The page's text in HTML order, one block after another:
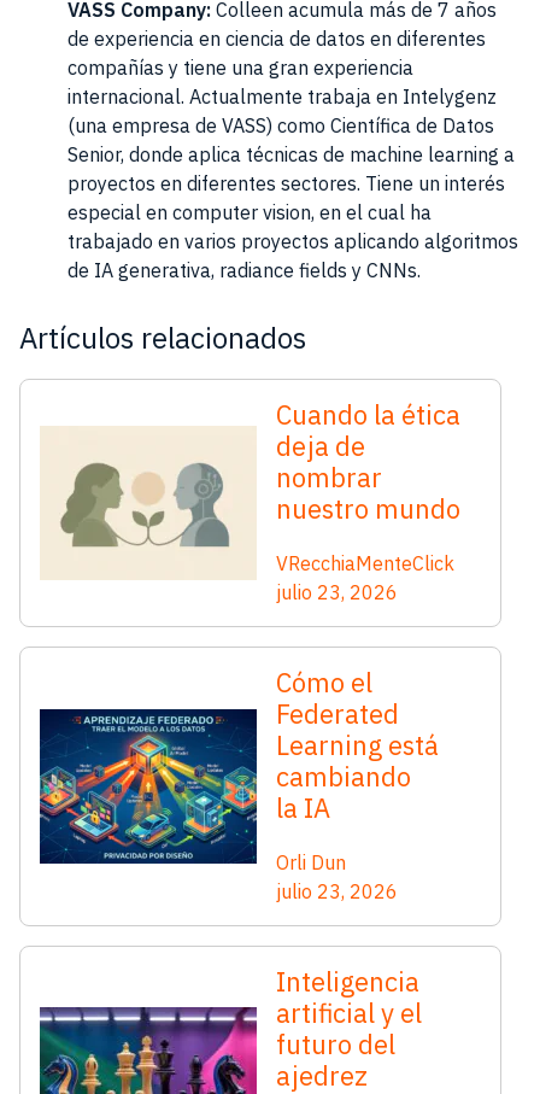
VASS Company: Colleen acumula más de 7 años
de experiencia en ciencia de datos en diferentes
compañías y tiene una gran experiencia
internacional. Actualmente trabaja en Intelygenz
(una empresa de VASS) como Científica de Datos
Senior, donde aplica técnicas de machine learning a
proyectos en diferentes sectores. Tiene un interés
especial en computer vision, en el cual ha
trabajado en varios proyectos aplicando algoritmos
de IA generativa, radiance fields y CNNs.
Artículos relacionados
Cuando la ética
deja de
nombrar
nuestro mundo
VRecchiaMenteClick
julio 23, 2026
Cómo el
Federated
Learning está
cambiando
la IA
Orli Dun
julio 23, 2026
Inteligencia
artificial y el
futuro del
ajedrez